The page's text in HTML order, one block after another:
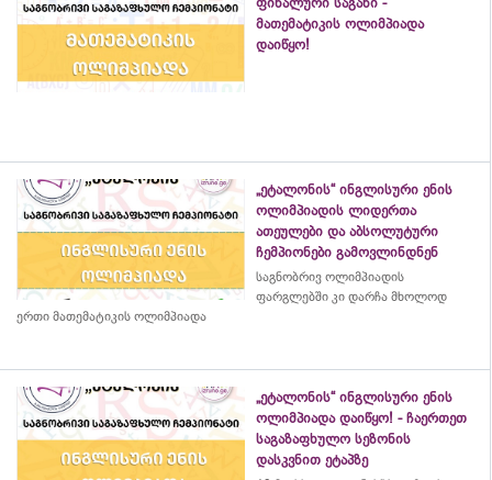
მათემატიკის ოლიმპიადა
დაიწყო!
„ეტალონის“ ინგლისური ენის
ოლიმპიადის ლიდერთა
ათეულები და აბსოლუტური
ჩემპიონები გამოვლინდნენ
საგნობრივ ოლიმპიადის
ფარგლებში კი დარჩა მხოლოდ
ერთი მათემატიკის ოლიმპიადა
„ეტალონის“ ინგლისური ენის
ოლიმპიადა დაიწყო! - ჩაერთეთ
საგაზაფხულო სეზონის
დასკვნით ეტაპზე